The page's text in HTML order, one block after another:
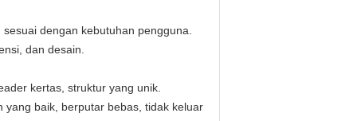
dengan kebutuhan pengguna.
dan desain.
kertas, struktur yang unik.
baik, berputar bebas, tidak keluar